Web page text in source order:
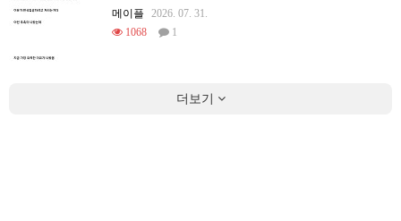
메이플
2026. 07. 31.
1068
1
더보기